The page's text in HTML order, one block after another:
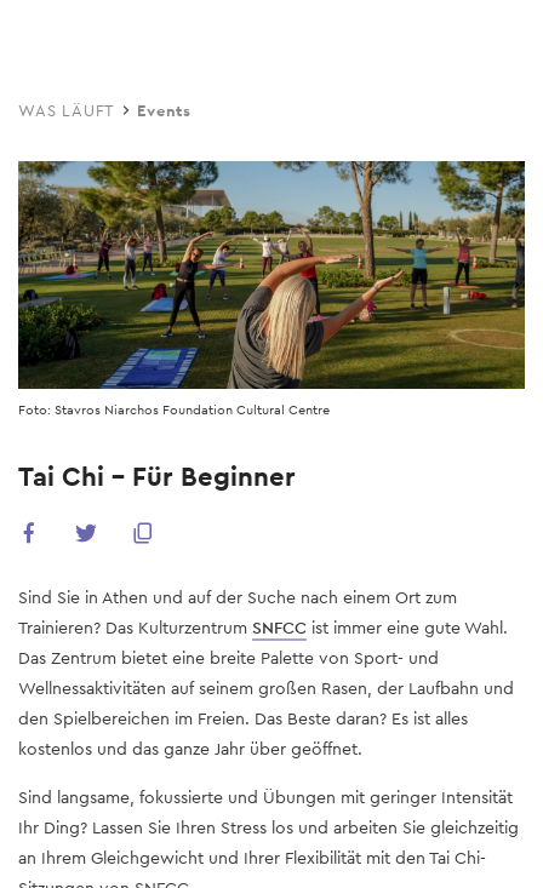
main
WAS LÄUFT Events
Foto: Stavros Niarchos Foundation Cultural Centre
Tai Chi - Für Beginner
Sind Sie in Athen und auf der Suche nach einem Ort zum
Trainieren? Das Kulturzentrum SNFCC ist immer eine gute Wahl.
Das Zentrum bietet eine breite Palette von Sport- und
Wellnessaktivitäten auf seinem großen Rasen, der Laufbahn und
den Spielbereichen im Freien. Das Beste daran? Es ist alles
kostenlos und das ganze Jahr über geöffnet.
Sind langsame, fokussierte und Übungen mit geringer Intensität
Ihr Ding? Lassen Sie Ihren Stress los und arbeiten Sie gleichzeitig
an Ihrem Gleichgewicht und Ihrer Flexibilität mit den Tai Chi-